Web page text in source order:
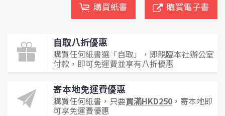
購買紙書 購買電子書
自取八折優惠
購買任何紙書選「自取」，即親臨本社辦公室
付款，即可免運費並享有八折優惠
寄本地免運費優惠
購買任何紙書，只要買滿HKD250 ，寄本地即
可享免運費優惠